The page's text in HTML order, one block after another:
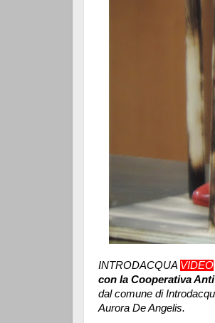
INTRODACQUA VIDEO
con la Cooperativa
dal comune di
Aurora De Angelis.